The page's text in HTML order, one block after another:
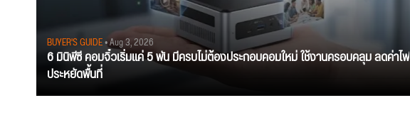
BUYER'S GUIDE• Aug 3, 2026
6 มินิพีซี คอมจิ๋วเริ่มแค่ 5 พัน มีครบไม่ต้องประกอบคอมใหม่ ใช้งานครอบคลุม ลดค่าไฟ
ประหยัดพื้นที่